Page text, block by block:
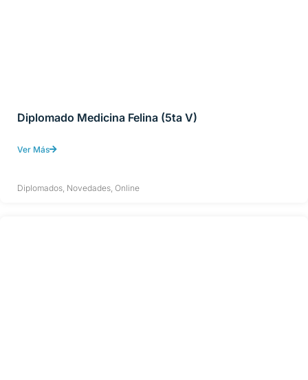
Diplomado Medicina Felina (5ta V)
Ver Más
Diplomados, Novedades, Online